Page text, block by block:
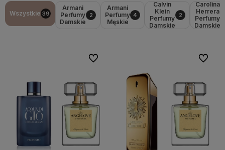
Wszystkie 39
Armani
Perfumy
Damskie
2
Armani
Perfumy
Męskie
4
Calvin
Klein
Perfumy
Damskie
2
Carolina
Herrera
Perfumy
Damskie
Do ulubionych Do